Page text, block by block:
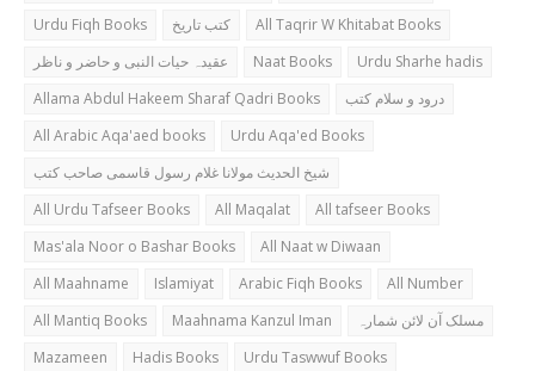
Urdu Fiqh Books
کتب تاریخ
All Taqrir W Khitabat Books
عقیدہ حیات النبی و حاضر و ناظر
Naat Books
Urdu Sharhe hadis
Allama Abdul Hakeem Sharaf Qadri Books
درود و سلام کتب
All Arabic Aqa'aed books
Urdu Aqa'ed Books
شیخ الحدیث مولانا غلام رسول قاسمی صاحب کتب
All Urdu Tafseer Books
All Maqalat
All tafseer Books
Mas'ala Noor o Bashar Books
All Naat w Diwaan
All Maahname
Islamiyat Arabic Fiqh Books
All Number
All Mantiq Books
Maahnama Kanzul Iman
مسلک آن لائن شمارہ
Mazameen
Hadis Books
Urdu Taswwuf Books